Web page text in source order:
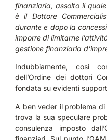
finanziaria, assolto il
è il Dottore
durante e dopo la
imporre di limitarne
gestione finanziaria
Indubbiamente, così
dell’Ordine dei dottori
fondata su evidenti
A ben veder il problema
trova la sua speculare
consulenza imposto